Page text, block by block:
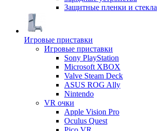
Защитные пленки и стекла
Игровые приставки
Игровые приставки
Sony PlayStation
Microsoft XBOX
Valve Steam Deck
ASUS ROG Ally
Nintendo
VR очки
Apple Vision Pro
Oculus Quest